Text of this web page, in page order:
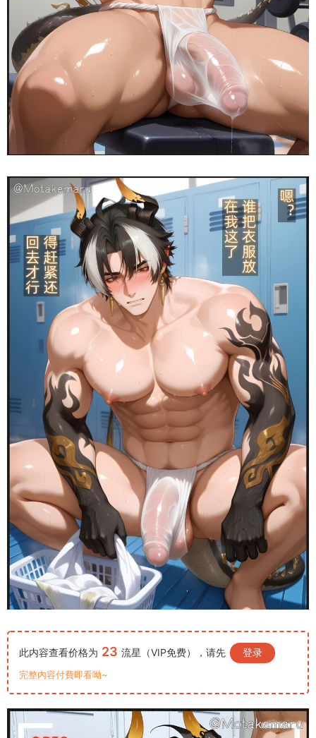
此内容查看价格为 23 流星（VIP免费），请先 登录
完整內容付費即看呦~